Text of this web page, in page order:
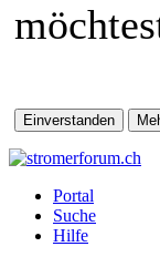
Portal
Suche
Hilfe